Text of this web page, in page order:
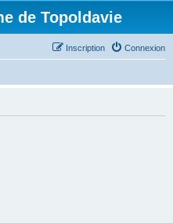
de Topoldavie
Connexion
Inscription